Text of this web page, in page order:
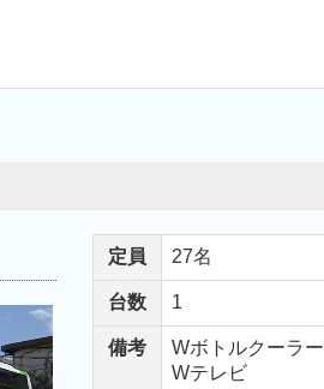
定員 27名
台数 1
備考
Wボトルクーラー
Wテレビ